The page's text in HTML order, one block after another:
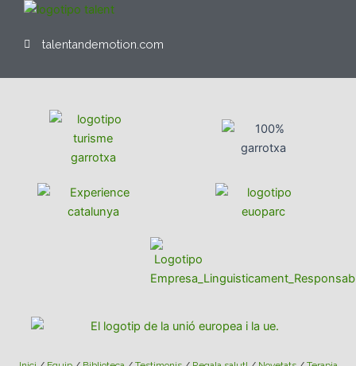
talentandemotion.com